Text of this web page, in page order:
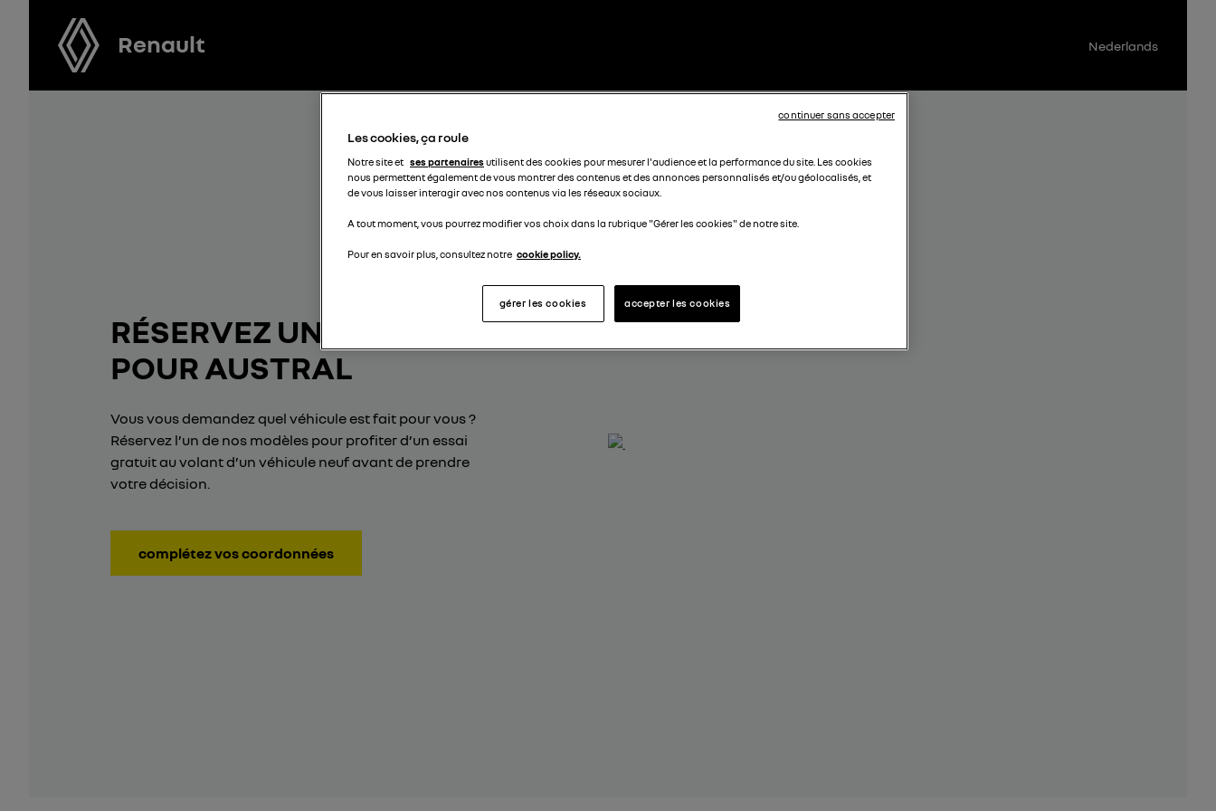
Renault Nederlands
RÉSERVEZ UN ESSAI
POUR AUSTRAL
Vous vous demandez quel véhicule est fait pour vous ?
Réservez l’un de nos modèles pour profiter d’un essai
gratuit au volant d’un véhicule neuf avant de prendre
votre décision.
complétez vos coordonnées
Les cookies, ça roule
Notre site et ses partenairesutilisent des cookies pour mesurer l'audience et la performance du site. Les cookies
nous permettent également de vous montrer des contenus et des annonces personnalisés et/ou géolocalisés, et
de vous laisser interagir avec nos contenus via les réseaux sociaux.
A tout moment, vous pourrez modifier vos choix dans la rubrique "Gérer les cookies" de notre site.
Pour en savoir plus, consultez notre cookie policy.
accepter les cookies
gérer les cookies
continuer sans accepter